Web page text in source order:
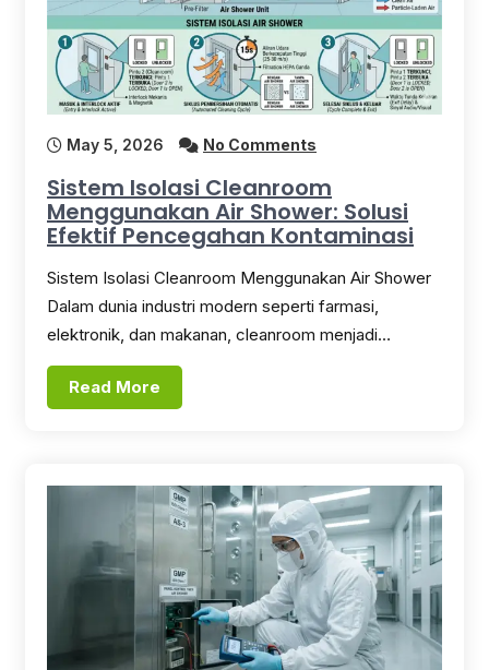
May 5, 2026 No Comments
Sistem Isolasi Cleanroom
Menggunakan Air Shower: Solusi
Efektif Pencegahan Kontaminasi
Sistem Isolasi Cleanroom Menggunakan Air Shower
Dalam dunia industri modern seperti farmasi,
elektronik, dan makanan, cleanroom menjadi…
Read More